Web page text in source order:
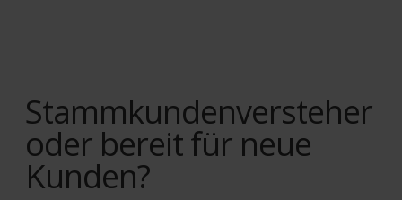
Stammkundenversteher
oder bereit für neue
Kunden?